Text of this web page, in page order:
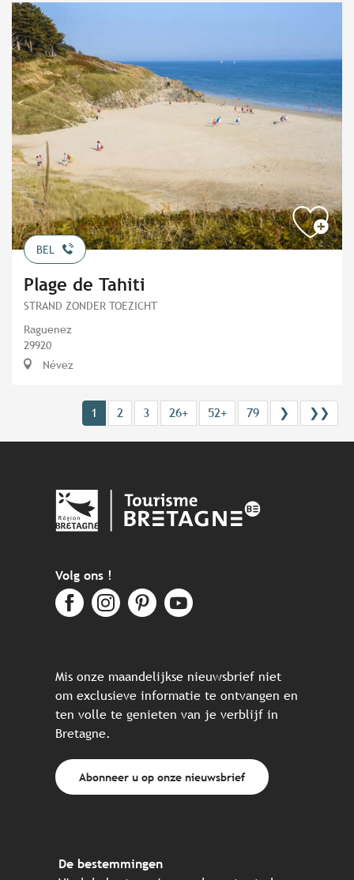
BEL
Plage de Tahiti
STRAND ZONDER TOEZICHT
Raguenez
29920
Névez
1 2 3 26+ 52+ 79 ❯ ❯❯
Volg ons !
Mis onze maandelijkse nieuwsbrief niet
om exclusieve informatie te ontvangen en
ten volle te genieten van je verblijf in
Bretagne.
Abonneer u op onze nieuwsbrief
De bestemmingen